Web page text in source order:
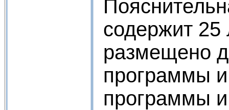
содержит 25
размещено
программы
программы